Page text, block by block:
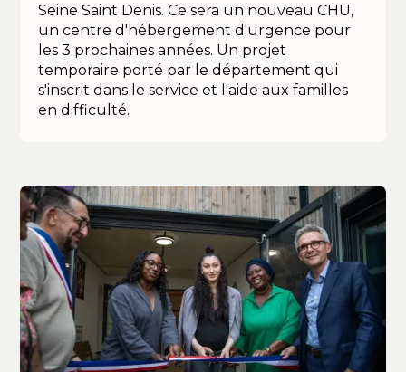
Seine Saint Denis. Ce sera un nouveau CHU,
un centre d'hébergement d'urgence pour
les 3 prochaines années. Un projet
temporaire porté par le département qui
s'inscrit dans le service et l'aide aux familles
en difficulté.